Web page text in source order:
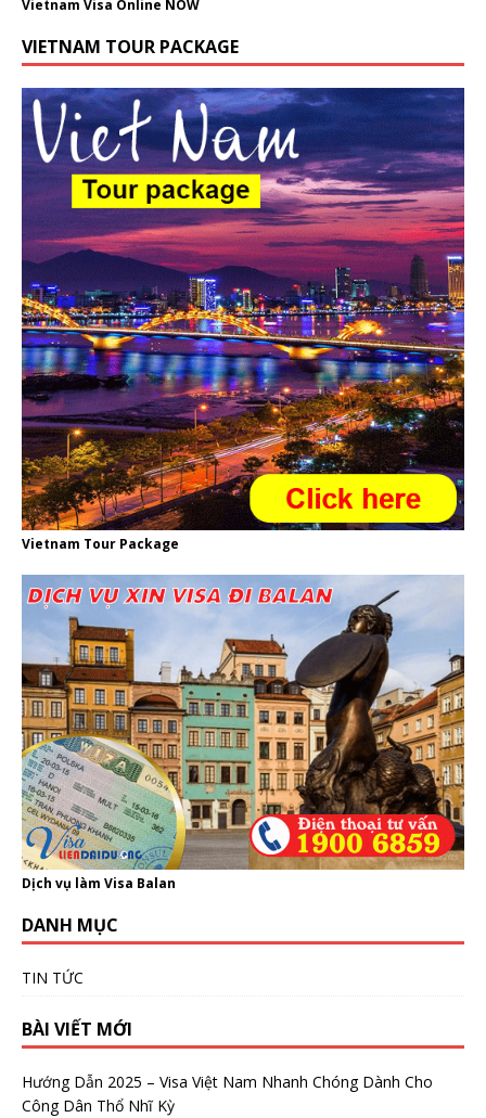
Vietnam Visa Online NOW
VIETNAM TOUR PACKAGE
Vietnam Tour Package
Dịch vụ làm Visa Balan
DANH MỤC
TIN TỨC
BÀI VIẾT MỚI
Hướng Dẫn 2025 – Visa Việt Nam Nhanh Chóng Dành Cho
Công Dân Thổ Nhĩ Kỳ